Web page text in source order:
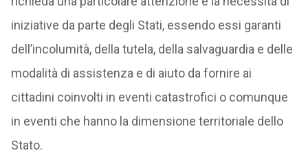
iniziative da parte degli Stati, essendo essi garanti
dell’incolumità, della tutela, della salvaguardia e delle
modalità di assistenza e di aiuto da fornire ai
cittadini coinvolti in eventi catastrofici o comunque
in eventi che hanno la dimensione territoriale dello
Stato.